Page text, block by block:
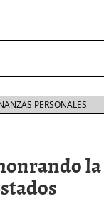
PERSONALES
la